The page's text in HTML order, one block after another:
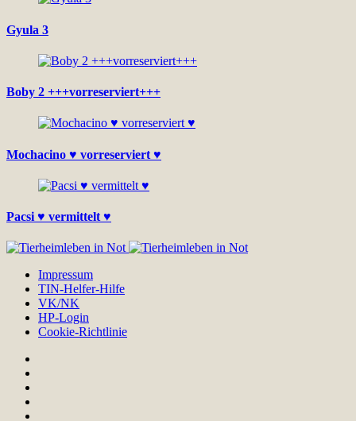
Gyula 3
Boby 2 +++vorreserviert+++
Mochacino ♥ vorreserviert ♥
Pacsi ♥ vermittelt ♥
Impressum
TIN-Helfer-Hilfe
VK/NK
HP-Login
Cookie-Richtlinie